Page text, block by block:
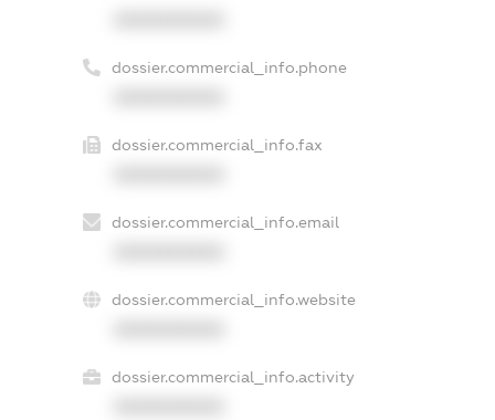
dossier.commercial_info.phone
dossier.commercial_info.fax
dossier.commercial_info.email
dossier.commercial_info.website
dossier.commercial_info.activity